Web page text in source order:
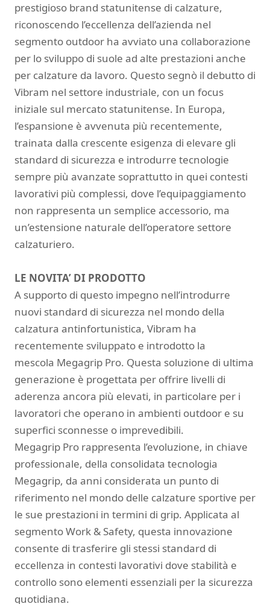
prestigioso brand statunitense di calzature,
riconoscendo l’eccellenza dell’azienda nel
segmento outdoor ha avviato una collaborazione
per lo sviluppo di suole ad alte prestazioni anche
per calzature da lavoro. Questo segnò il debutto di
Vibram nel settore industriale, con un focus
iniziale sul mercato statunitense. In Europa,
l’espansione è avvenuta più recentemente,
trainata dalla crescente esigenza di elevare gli
standard di sicurezza e introdurre tecnologie
sempre più avanzate soprattutto in quei contesti
lavorativi più complessi, dove l’equipaggiamento
non rappresenta un semplice accessorio, ma
un’estensione naturale dell’operatore settore
calzaturiero.
LE NOVITA’ DI PRODOTTO
A supporto di questo impegno nell’introdurre
nuovi standard di sicurezza nel mondo della
calzatura antinfortunistica, Vibram ha
recentemente sviluppato e introdotto la
mescola Megagrip Pro. Questa soluzione di ultima
generazione è progettata per offrire livelli di
aderenza ancora più elevati, in particolare per i
lavoratori che operano in ambienti outdoor e su
superfici sconnesse o imprevedibili.
Megagrip Pro rappresenta l’evoluzione, in chiave
professionale, della consolidata tecnologia
Megagrip, da anni considerata un punto di
riferimento nel mondo delle calzature sportive per
le sue prestazioni in termini di grip. Applicata al
segmento Work & Safety, questa innovazione
consente di trasferire gli stessi standard di
eccellenza in contesti lavorativi dove stabilità e
controllo sono elementi essenziali per la sicurezza
quotidiana.